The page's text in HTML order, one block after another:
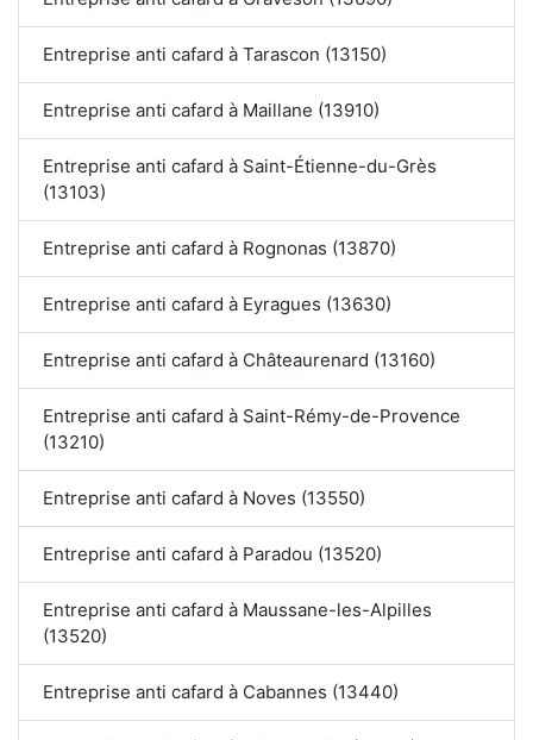
Entreprise anti cafard à Tarascon (13150)
Entreprise anti cafard à Maillane (13910)
Entreprise anti cafard à Saint-Étienne-du-Grès
(13103)
Entreprise anti cafard à Rognonas (13870)
Entreprise anti cafard à Eyragues (13630)
Entreprise anti cafard à Châteaurenard (13160)
Entreprise anti cafard à Saint-Rémy-de-Provence
(13210)
Entreprise anti cafard à Noves (13550)
Entreprise anti cafard à Paradou (13520)
Entreprise anti cafard à Maussane-les-Alpilles
(13520)
Entreprise anti cafard à Cabannes (13440)